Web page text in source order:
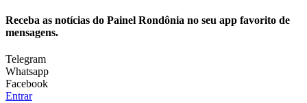
Receba as notícias do Painel Rondônia no seu app favorito de
mensagens.
Telegram
Whatsapp
Facebook
Entrar